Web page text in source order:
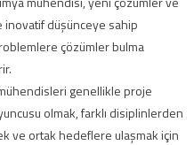
inovatif düşünceye sahip
çözümler bulma
genellikle proje
olmak, farklı disiplinlerden
ve ortak hedeflere ulaşmak için